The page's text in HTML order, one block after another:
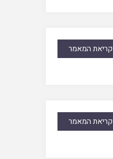
קריאת המאמר
קריאת המאמר